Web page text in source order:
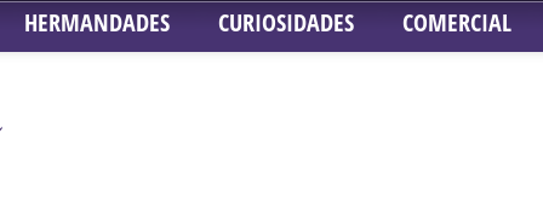
HERMANDADES CURIOSIDADES COMERCIAL